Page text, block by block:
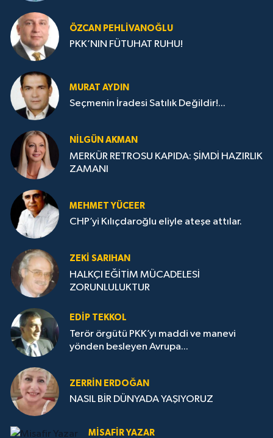
ÖZCAN PEHLIVANOĞLU
PKK’NIN FÜTUHAT RUHU!
MURAT AYDIN
Seçmenin İradesi Satılık Değildir!...
NILGÜN AKMAN
MERKÜR RETROSU KAPIDA: ŞİMDİ HAZIRLIK
ZAMANI
MEHMET YÜCEER
CHP’yi Kılıçdaroğlu eliyle ateşe attılar.
ZEKI SARIHAN
HALKÇI EĞİTİM MÜCADELESİ
ZORUNLULUKTUR
EDIP TEKKOL
Terör örgütü PKK’yı maddi ve manevi
yönden besleyen Avrupa...
ZERRIN ERDOĞAN
NASIL BİR DÜNYADA YAŞIYORUZ
MISAFIR YAZAR